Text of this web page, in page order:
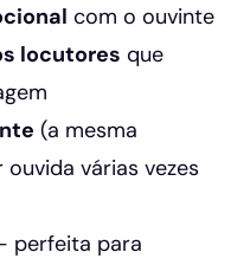
com o ouvinte
locutores que
(a mesma
várias vezes
perfeita para